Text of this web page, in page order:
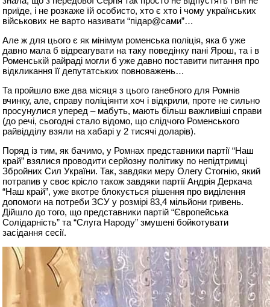
приїде, і не розкаже їй особисто, хто є хто і чому українських
військових не варто називати “підар@сами”…
Але ж для цього є як мінімум роменська поліція, яка б уже
давно мала б відреагувати на таку поведінку пані Ярош, та і в
Роменській райраді могли б уже давно поставити питання про
відкликання її депутатських повноважень…
Та пройшло вже два місяця з цього ганебного для Ромнів
вчинку, але, справу поліціянти хоч і відкрили, проте не сильно
просунулися уперед – мабуть, мають більш важливіші справи
(до речі, сьогодні стало відомо, що слідчого Роменського
райвідділу взяли на хабарі у 2 тисячі доларів).
Поряд із тим, як бачимо, у Ромнах представники партії “Наш
край” взялися проводити серйозну політику по непідтримці
Збройних Сил України. Так, завдяки меру Олегу Стогнію, який
потрапив у своє крісло також завдяки партії Андрія Деркача
“Наш край”, уже вкотре блокується рішення про виділення
допомоги на потреби ЗСУ у розмірі 83,4 мільйони гривень.
Дійшло до того, що представники партій “Європейська
Солідарність” та “Слуга Народу” змушені бойкотувати
засідання сесії.